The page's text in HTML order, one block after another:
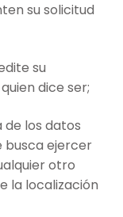
su solicitud
su
dice ser;
los datos
busca ejercer
otro
la localización